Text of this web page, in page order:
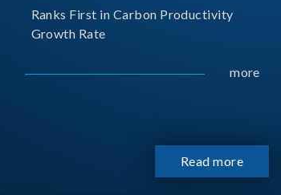
Ranks First in Carbon Productivity
Growth Rate
more
Read more